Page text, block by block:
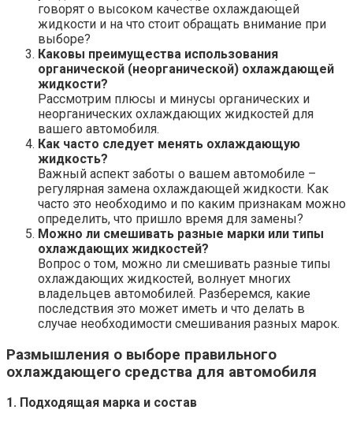
говорят о высоком качестве охлаждающей
жидкости и на что стоит обращать внимание при
выборе?
Каковы преимущества использования
органической (неорганической) охлаждающей
жидкости?
Рассмотрим плюсы и минусы органических и
неорганических охлаждающих жидкостей для
вашего автомобиля.
Как часто следует менять охлаждающую
жидкость?
Важный аспект заботы о вашем автомобиле –
регулярная замена охлаждающей жидкости. Как
часто это необходимо и по каким признакам можно
определить, что пришло время для замены?
Можно ли смешивать разные марки или типы
охлаждающих жидкостей?
Вопрос о том, можно ли смешивать разные типы
охлаждающих жидкостей, волнует многих
владельцев автомобилей. Разберемся, какие
последствия это может иметь и что делать в
случае необходимости смешивания разных марок.
Размышления о выборе правильного
охлаждающего средства для автомобиля
1. Подходящая марка и состав